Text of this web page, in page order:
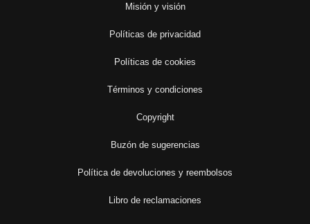
Misión y visión
Políticas de privacidad
Políticas de cookies
Términos y condiciones
Copyright
Buzón de sugerencias
Política de devoluciones y reembolsos
Libro de reclamaciones